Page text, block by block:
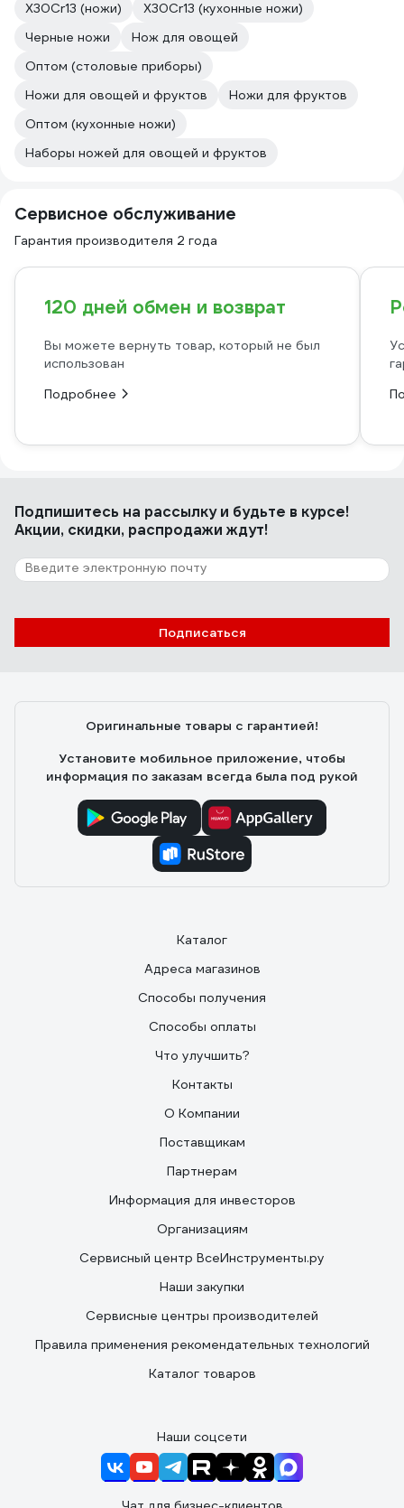
X30Cr13 (ножи)
X30Cr13 (кухонные ножи)
Черные ножи
Нож для овощей
Оптом (столовые приборы)
Ножи для овощей и фруктов
Ножи для фруктов
Оптом (кухонные ножи)
Наборы ножей для овощей и фруктов
Сервисное обслуживание
Гарантия производителя 2 года
120 дней обмен и возврат
Вы можете вернуть товар, который не был
использован
Подробнее
Подпишитесь на рассылкуи будьте в курсе!
Акции, скидки, распродажи ждут!
Подписаться
Оригинальные товары с гарантией!
Установите мобильное приложение, чтобы
информация по заказам всегда была под рукой
Каталог
Адреса магазинов
Способы получения
Способы оплаты
Что улучшить?
Контакты
О Компании
Поставщикам
Партнерам
Информация для инвесторов
Организациям
Сервисный центр ВсеИнструменты.ру
Наши закупки
Сервисные центры производителей
Правила применения рекомендательных технологий
Каталог товаров
Наши соцсети